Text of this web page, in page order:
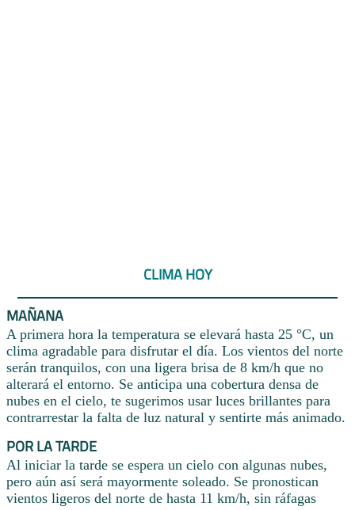
CLIMA HOY
MAÑANA
A primera hora la temperatura se elevará hasta 25 °C, un
clima agradable para disfrutar el día. Los vientos del norte
serán tranquilos, con una ligera brisa de 8 km/h que no
alterará el entorno. Se anticipa una cobertura densa de
nubes en el cielo, te sugerimos usar luces brillantes para
contrarrestar la falta de luz natural y sentirte más animado.
POR LA TARDE
Al iniciar la tarde se espera un cielo con algunas nubes,
pero aún así será mayormente soleado. Se pronostican
vientos ligeros del norte de hasta 11 km/h, sin ráfagas